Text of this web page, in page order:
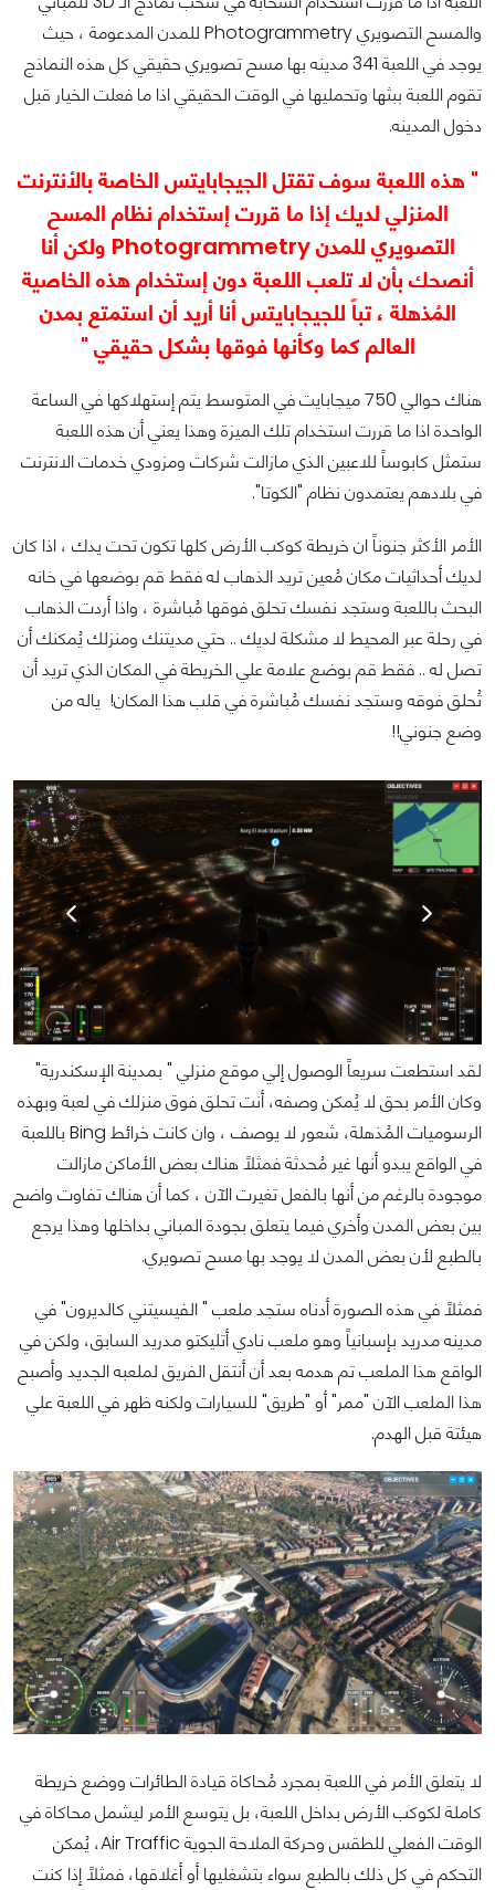
والمسح التصويري Photogrammetry للمدن المدعومة ، حيث
يوجد في اللعبة 341 مدينه بها مسح تصويري حقيقي كل هذه النماذج
تقوم اللعبة ببثها وتحمليها في الوقت الحقيقي اذا ما فعلت الخيار قبل
دخول المدينه.
" هذه اللعبة سوف تقتل الجيجابايتس الخاصة بالأنترنت
المنزلي لديك إذا ما قررت إستخدام نظام المسح
التصويري للمدن Photogrammetry ولكن أنا
أنصحك بأن لا تلعب اللعبة دون إستخدام هذه الخاصية
المُذهلة ، تباً للجيجابايتس أنا أريد أن استمتع بمدن
العالم كما وكأنها فوقها بشكل حقيقي "
هناك حوالي 750 ميجابايت في المتوسط يتم إستهلاكها في الساعة
الواحدة اذا ما قررت استخدام تلك الميزة وهذا يعني أن هذه اللعبة
ستمثل كابوساً للاعبين الذي مازالت شركات ومزودي خدمات الانترنت
في بلادهم يعتمدون نظام "الكوتا".
الأمر الأكثر جنوناً ان خريطة كوكب الأرض كلها تكون تحت يدك ، اذا كان
لديك أحداثيات مكان مُعين تريد الذهاب له فقط قم بوضعها في خانه
البحث باللعبة وستجد نفسك تحلق فوقها مُباشرة ، واذا أردت الذهاب
في رحلة عبر المحيط لا مشكلة لديك .. حتي مديتنك ومنزلك يُمكنك أن
تصل له .. فقط قم بوضع علامة علي الخريطة في المكان الذي تريد أن
تُحلق فوقه وستجد نفسك مُباشرة في قلب هذا المكان! ياله من
وضع جنوني!!
لقد استطعت سريعاً الوصول إلي موقع منزلي " بمدينة الإسكندرية"
وكان الأمر بحق لا يُمكن وصفه، أنت تحلق فوق منزلك في لعبة وبهذه
الرسوميات المُذهلة، شعور لا يوصف ، وان كانت خرائط Bing باللعبة
في الواقع يبدو أنها غير مُحدثة فمثلاً هناك بعض الأماكن مازالت
موجودة بالرغم من أنها بالفعل تغيرت الآن ، كما أن هناك تفاوت واضح
بين بعض المدن وأخري فيما يتعلق بجودة المباني بداخلها وهذا يرجع
بالطبع لأن بعض المدن لا يوجد بها مسح تصويري.
فمثلاً في هذه الصورة أدناه ستجد ملعب " الفيسيتني كالديرون" في
مدينه مدريد بإسبانياً وهو ملعب نادي أتليكتو مدريد السابق، ولكن في
الواقع هذا الملعب تم هدمه بعد أن أنتقل الفريق لملعبه الجديد وأصبح
هذا الملعب الآن "ممر" أو "طريق" للسيارات ولكنه ظهر في اللعبة علي
هيئتة قبل الهدم.
لا يتعلق الأمر في اللعبة بمجرد مُحاكاة قيادة الطائرات ووضع خريطة
كاملة لكوكب الأرض بداخل اللعبة، بل يتوسع الأمر ليشمل محاكاة في
الوقت الفعلي للطقس وحركة الملاحة الجوية Air Traffic، يُمكن
التحكم في كل ذلك بالطبع سواء بتشغليها أو أغلاقها، فمثلاً إذا كنت